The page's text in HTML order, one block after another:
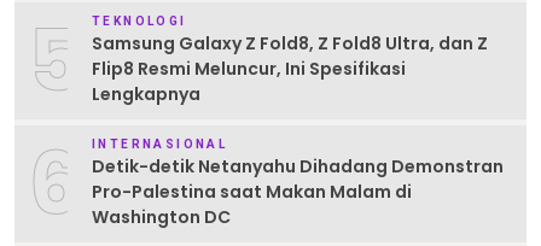
5 TEKNOLOGI
Samsung Galaxy Z Fold8, Z Fold8 Ultra, dan Z
Flip8 Resmi Meluncur, Ini Spesifikasi
Lengkapnya
6 INTERNASIONAL
Detik-detik Netanyahu Dihadang Demonstran
Pro-Palestina saat Makan Malam di
Washington DC